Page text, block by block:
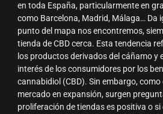
en toda España, particularmente en
como Barcelona, Madrid, Málaga… Da
punto del mapa nos encontremos,
tienda de CBD cerca. Esta tendencia
los productos derivados del cáñamo y
interés de los consumidores por los
cannabidiol (CBD). Sin embargo, como
mercado en expansión, surgen
proliferación de tiendas es positiva o si